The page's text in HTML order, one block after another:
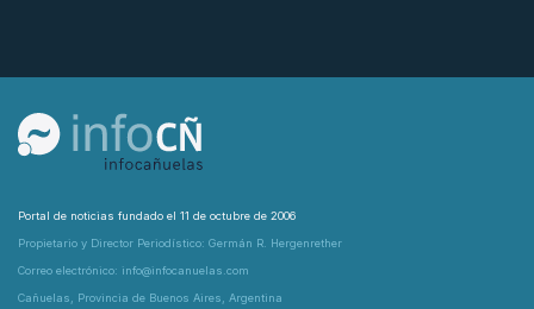
Portal de noticias fundado el 11 de octubre de 2006
Propietario y Director Periodístico: Germán R. Hergenrether
Correo electrónico: info@infocanuelas.com
Cañuelas, Provincia de Buenos Aires, Argentina